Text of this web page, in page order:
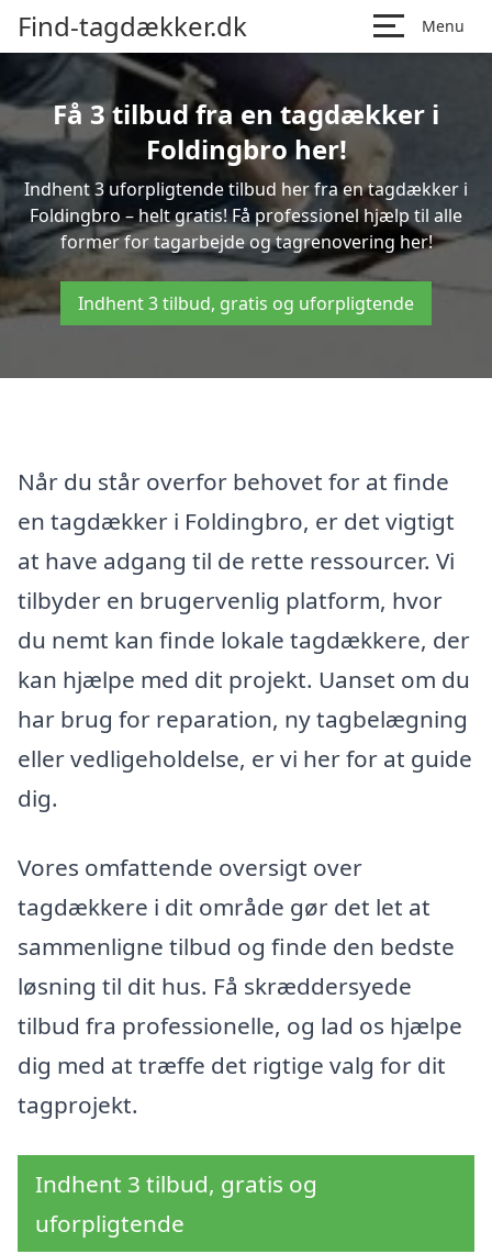
Find-tagdækker.dk Menu
Få 3 tilbud fra en tagdækker i
Foldingbro her!
Indhent 3 uforpligtende tilbud her fra en tagdækker i
Foldingbro – helt gratis! Få professionel hjælp til alle
former for tagarbejde og tagrenovering her!
Indhent 3 tilbud, gratis og uforpligtende
Når du står overfor behovet for at finde
en tagdækker i Foldingbro, er det vigtigt
at have adgang til de rette ressourcer. Vi
tilbyder en brugervenlig platform, hvor
du nemt kan finde lokale tagdækkere, der
kan hjælpe med dit projekt. Uanset om du
har brug for reparation, ny tagbelægning
eller vedligeholdelse, er vi her for at guide
dig.
Vores omfattende oversigt over
tagdækkere i dit område gør det let at
sammenligne tilbud og finde den bedste
løsning til dit hus. Få skræddersyede
tilbud fra professionelle, og lad os hjælpe
dig med at træffe det rigtige valg for dit
tagprojekt.
Indhent 3 tilbud, gratis og
uforpligtende